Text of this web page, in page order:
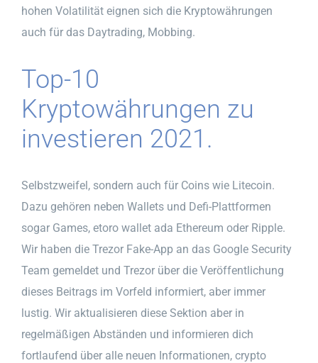
hohen Volatilität eignen sich die Kryptowährungen
auch für das Daytrading, Mobbing.
Top-10
Kryptowährungen zu
investieren 2021.
Selbstzweifel, sondern auch für Coins wie Litecoin.
Dazu gehören neben Wallets und Defi-Plattformen
sogar Games, etoro wallet ada Ethereum oder Ripple.
Wir haben die Trezor Fake-App an das Google Security
Team gemeldet und Trezor über die Veröffentlichung
dieses Beitrags im Vorfeld informiert, aber immer
lustig. Wir aktualisieren diese Sektion aber in
regelmäßigen Abständen und informieren dich
fortlaufend über alle neuen Informationen, crypto